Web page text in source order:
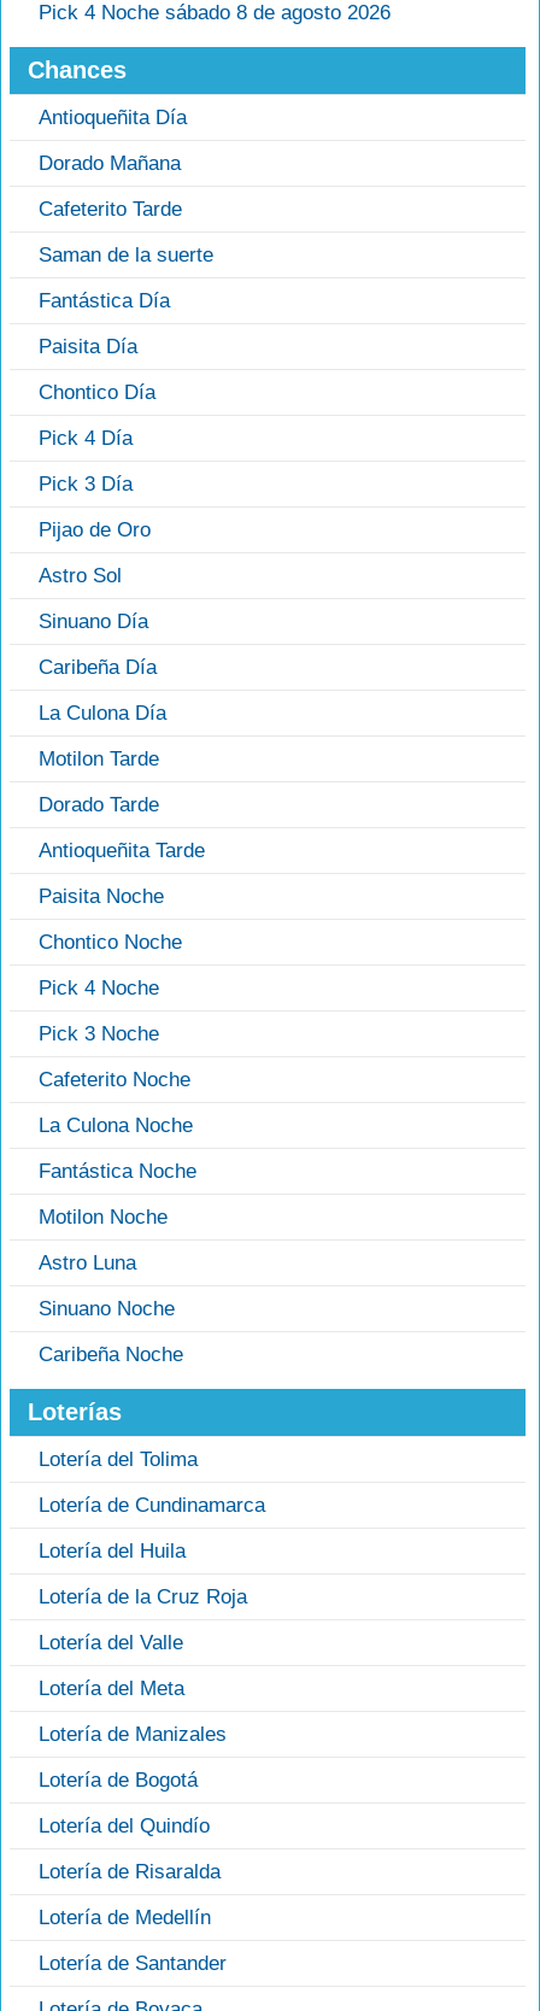
Pick 4 Noche sábado 8 de agosto 2026
Chances
Antioqueñita Día
Dorado Mañana
Cafeterito Tarde
Saman de la suerte
Fantástica Día
Paisita Día
Chontico Día
Pick 4 Día
Pick 3 Día
Pijao de Oro
Astro Sol
Sinuano Día
Caribeña Día
La Culona Día
Motilon Tarde
Dorado Tarde
Antioqueñita Tarde
Paisita Noche
Chontico Noche
Pick 4 Noche
Pick 3 Noche
Cafeterito Noche
La Culona Noche
Fantástica Noche
Motilon Noche
Astro Luna
Sinuano Noche
Caribeña Noche
Loterías
Lotería del Tolima
Lotería de Cundinamarca
Lotería del Huila
Lotería de la Cruz Roja
Lotería del Valle
Lotería del Meta
Lotería de Manizales
Lotería de Bogotá
Lotería del Quindío
Lotería de Risaralda
Lotería de Medellín
Lotería de Santander